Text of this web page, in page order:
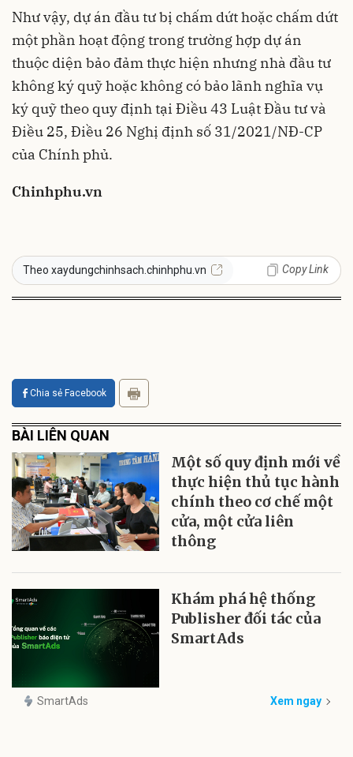
Như vậy, dự án đầu tư bị chấm dứt hoặc chấm dứt
một phần hoạt động trong trường hợp dự án
thuộc diện bảo đảm thực hiện nhưng nhà đầu tư
không ký quỹ hoặc không có bảo lãnh nghĩa vụ
ký quỹ theo quy định tại Điều 43 Luật Đầu tư và
Điều 25, Điều 26 Nghị định số 31/2021/NĐ-CP
của Chính phủ.
Chinhphu.vn
Theo xaydungchinhsach.chinhphu.vn Copy Link
Chia sẻ Facebook
BÀI LIÊN QUAN
Một số quy định mới về
thực hiện thủ tục hành
chính theo cơ chế một
cửa, một cửa liên
thông
Khám phá hệ thống
Publisher đối tác của
SmartAds
SmartAds Xem ngay